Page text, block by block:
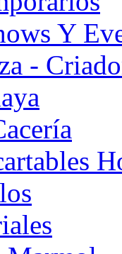
Y
-